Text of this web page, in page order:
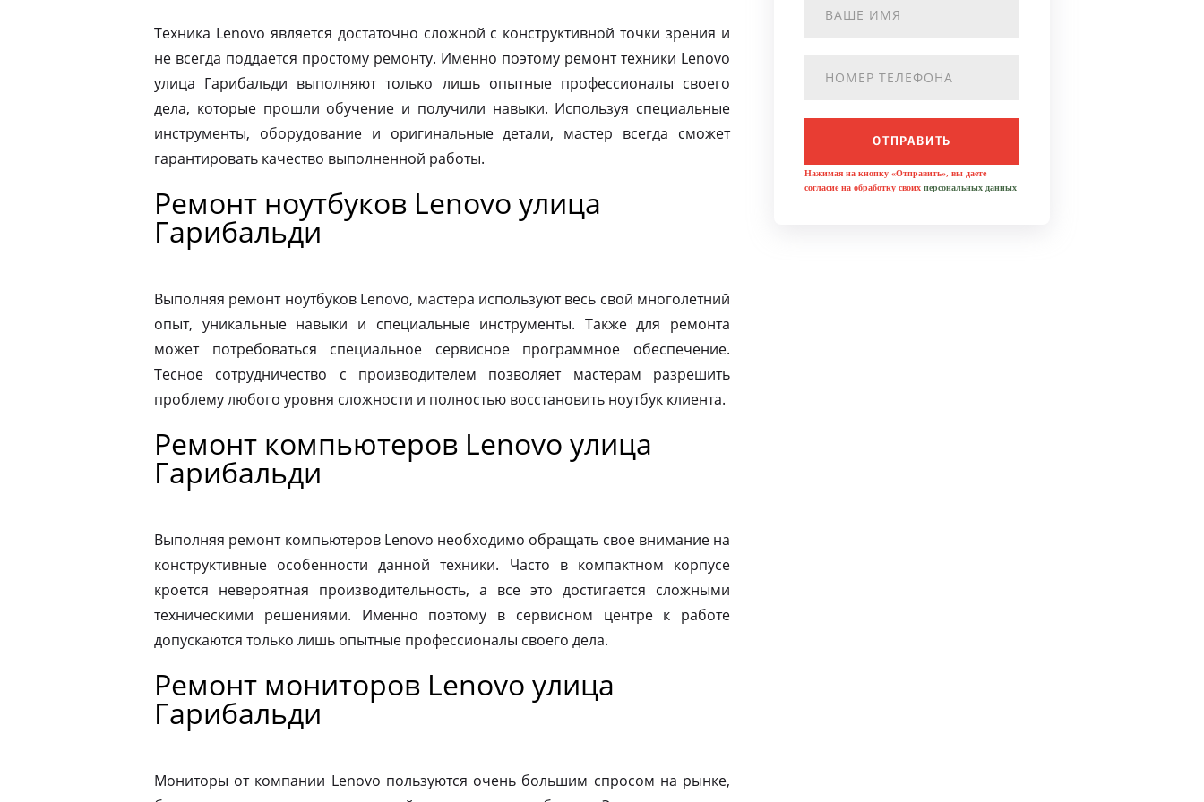
Техника Lenovo является достаточно сложной с конструктивной точки зрения и
не всегда поддается простому ремонту. Именно поэтому ремонт техники Lenovo
улица Гарибальди выполняют только лишь опытные профессионалы своего
дела, которые прошли обучение и получили навыки. Используя специальные
инструменты, оборудование и оригинальные детали, мастер всегда сможет
гарантировать качество выполненной работы.
Ремонт ноутбуков Lenovo улица
Гарибальди
Выполняя ремонт ноутбуков Lenovo, мастера используют весь свой многолетний
опыт, уникальные навыки и специальные инструменты. Также для ремонта
может потребоваться специальное сервисное программное обеспечение.
Тесное сотрудничество с производителем позволяет мастерам разрешить
проблему любого уровня сложности и полностью восстановить ноутбук клиента.
Ремонт компьютеров Lenovo улица
Гарибальди
Выполняя ремонт компьютеров Lenovo необходимо обращать свое внимание на
конструктивные особенности данной техники. Часто в компактном корпусе
кроется невероятная производительность, а все это достигается сложными
техническими решениями. Именно поэтому в сервисном центре к работе
допускаются только лишь опытные профессионалы своего дела.
Ремонт мониторов Lenovo улица
Гарибальди
Мониторы от компании Lenovo пользуются очень большим спросом на рынке,
ОТПРАВИТЬ
Нажимая на кнопку «Отправить», вы даете
согласие на обработку своих персональных данных